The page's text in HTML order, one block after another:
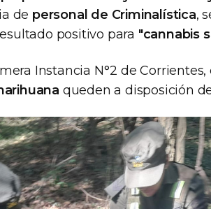
de personal de Criminalística,
positivo para "cannabis
Instancia N°2 de
queden a disposición